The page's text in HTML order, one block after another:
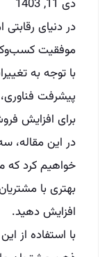
برای افزایش
در این مقاله،
خواهیم کرد که
بهتری با
افزایش دهید.
با استفاده از
ذهن مشتریان
توضیحات بیشتر »